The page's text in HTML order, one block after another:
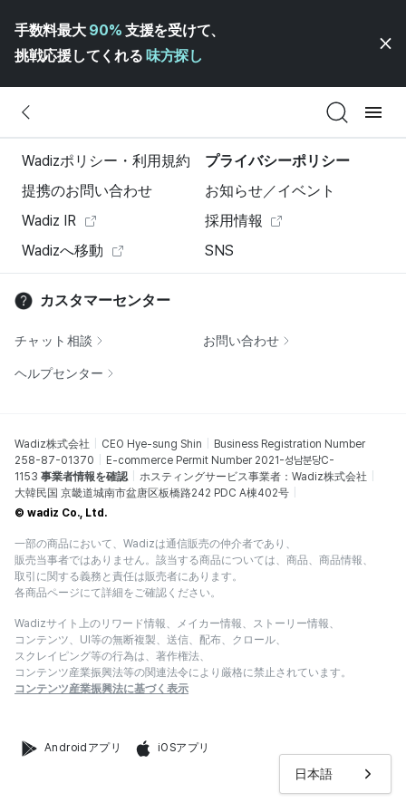
手数料最大 90% 支援を受けて、
挑戦応援してくれる 味方探し
日本語
Wadizポリシー・利用規約
プライバシーポリシー
提携のお問い合わせ
お知らせ／イベント
Wadiz IR
採用情報
Wadizへ移動
SNS
カスタマーセンター
チャット相談 お問い合わせ
ヘルプセンター
Wadiz株式会社 CEO Hye-sung Shin
Business Registration Number
258-87-01370
E-commerce Permit Number 2021-성남분당C-
1153 事業者情報を確認
ホスティングサービス事業者：Wadiz株式会社
大韓民国 京畿道城南市盆唐区板橋路242 PDC A棟402号
© wadiz Co., Ltd.
一部の商品において、Wadizは通信販売の仲介者であり、
販売当事者ではありません。該当する商品については、商品、商品情報、
取引に関する義務と責任は販売者にあります。
各商品ページにて詳細をご確認ください。
Wadizサイト上のリワード情報、メイカー情報、ストーリー情報、
コンテンツ、UI等の無断複製、送信、配布、クロール、
スクレイピング等の行為は、著作権法、
コンテンツ産業振興法等の関連法令により厳格に禁止されています。
コンテンツ産業振興法に基づく表示
Androidアプリ iOSアプリ